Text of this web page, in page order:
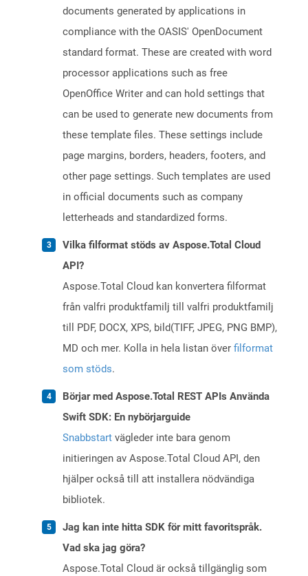
documents generated by applications in
compliance with the OASIS' OpenDocument
standard format. These are created with word
processor applications such as free
OpenOffice Writer and can hold settings that
can be used to generate new documents from
these template files. These settings include
page margins, borders, headers, footers, and
other page settings. Such templates are used
in official documents such as company
letterheads and standardized forms.
Vilka filformat stöds av Aspose.Total Cloud
API?
Aspose.Total Cloud kan konvertera filformat
från valfri produktfamilj till valfri produktfamilj
till PDF, DOCX, XPS, bild(TIFF, JPEG, PNG BMP),
MD och mer. Kolla in hela listan över filformat
som stöds.
Börjar med Aspose.Total REST APIs Använda
Swift SDK: En nybörjarguide
Snabbstart vägleder inte bara genom
initieringen av Aspose.Total Cloud API, den
hjälper också till att installera nödvändiga
bibliotek.
Jag kan inte hitta SDK för mitt favoritspråk.
Vad ska jag göra?
Aspose.Total Cloud är också tillgänglig som